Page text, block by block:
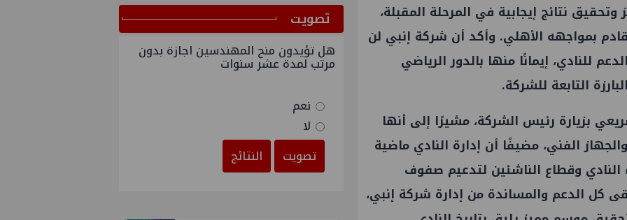
نتائج إيجابية في المرحلة المقبلة،
بمواجهه الأهلي. وأكد أن شركة إنبي لن
للنادي، إيمانًا منها بالدور الرياضي
التابعة للشركة.
بزيارة رئيس الشركة، مشيرًا إلى أنها
الفني، مضيفًا أن إدارة النادي ماضية
وقطاع الناشئين لتدعيم صفوف
كل الدعم والمساندة من إدارة شركة إنبي،
ﺗﺼﻮﻳﺖ
هل تؤيدون منح المهندسين اجازة بدون
مرتب لمدة عشر سنوات
نعم
لا
تصويت
النتائج